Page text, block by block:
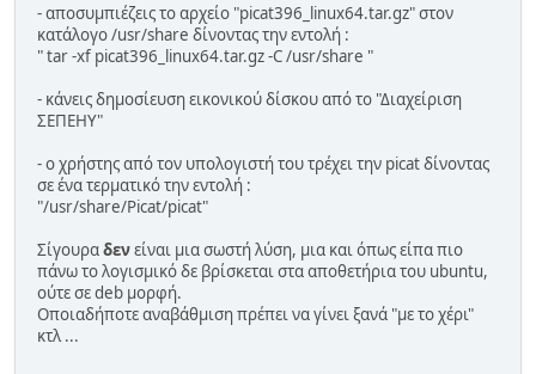
- αποσυμπιέζεις το αρχείο "picat396_linux64.tar.gz" στον
κατάλογο /usr/share δίνοντας την εντολή :
" tar -xf picat396_linux64.tar.gz -C /usr/share "
- κάνεις δημοσίευση εικονικού δίσκου από το "Διαχείριση
ΣΕΠΕΗΥ"
- ο χρήστης από τον υπολογιστή του τρέχει την picat δίνοντας
σε ένα τερματικό την εντολή :
"/usr/share/Picat/picat"
Σίγουραδενείναι μια σωστή λύση, μια και όπως είπα πιο
πάνω το λογισμικό δε βρίσκεται στα αποθετήρια του ubuntu,
ούτε σε deb μορφή.
Οποιαδήποτε αναβάθμιση πρέπει να γίνει ξανά "με το χέρι"
κτλ ...